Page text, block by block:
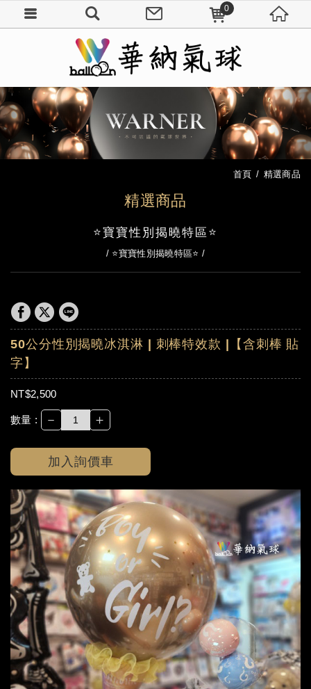
精選商品
首頁 精選商品
⭐寶寶性別揭曉特區⭐
⭐寶寶性別揭曉特區⭐
50公分性別揭曉冰淇淋 | 刺棒特效款 |【含刺棒 貼
字】
NT$2,500
數量 : － ＋
加入詢價車
0